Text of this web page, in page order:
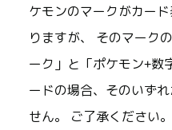
ケモンのマークがカー
りますが、 そのマーク
ーク」と「ポケモン+数
ードの場合、そのいず
せん。 ご了承ください。